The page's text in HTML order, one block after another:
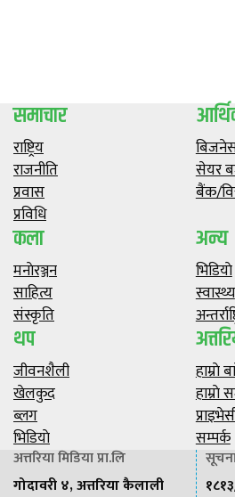
समाचार
राष्ट्रिय
राजनीति
प्रवास
प्रविधि
सेयर
बैंक/
कला
मनाेरञ्जन
साहित्य
संस्कृति
अन्य
भिडियाे
स्वास्थ्य
थप
जीवनशैली
खेलकुद
ब्लग
भिडियाे
हाम्राे
हाम्राे
सम्पर्क
अत्तरिया मिडिया प्रा.लि
गोदावरी ४, अत्तरिया कैलाली